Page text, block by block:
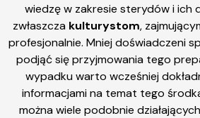
wiedzę w zakresie sterydów i ich
zwłaszcza kulturystom,
profesjonalnie. Mniej doświadczeni
podjąć się przyjmowania tego
wypadku warto wcześniej
informacjami na temat tego
można wiele podobnie